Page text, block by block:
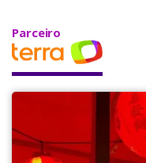
Parceiro